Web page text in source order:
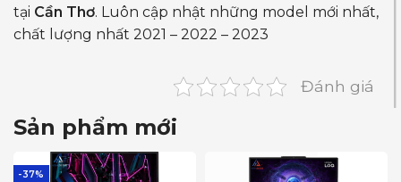
tại Cần Thơ. Luôn cập nhật những model mới nhất,
chất lượng nhất 2021 – 2022 – 2023
Đánh giá
Sản phẩm mới
-37%